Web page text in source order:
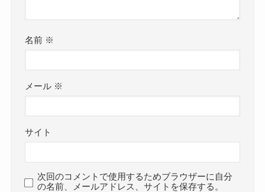
名前 ※
メール ※
サイト
次回のコメントで使用するためブラウザーに自分
の名前、メールアドレス、サイトを保存する。